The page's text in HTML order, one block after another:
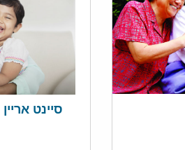
סיינט אריין